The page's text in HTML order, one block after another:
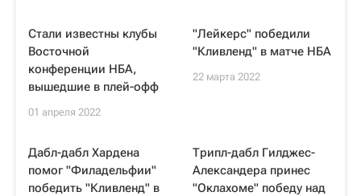
Стали известны клубы
Восточной
конференции НБА,
вышедшие в плей-офф
01 апреля 2022
"Лейкерс" победили
"Кливленд" в матче НБА
22 марта 2022
Дабл-дабл Хардена
помог "Филадельфии"
победить "Кливленд" в
Трипл-дабл Гилджес-
Александера принес
"Оклахоме" победу над